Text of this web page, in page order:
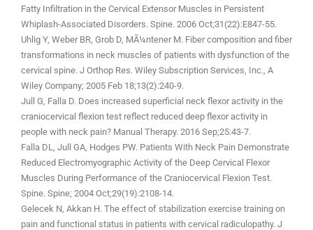
Fatty Infiltration in the Cervical Extensor Muscles in Persistent
Whiplash-Associated Disorders. Spine. 2006 Oct;31(22):E847-55.
Uhlig Y, Weber BR, Grob D, MÃ¼ntener M. Fiber composition and fiber
transformations in neck muscles of patients with dysfunction of the
cervical spine. J Orthop Res. Wiley Subscription Services, Inc., A
Wiley Company; 2005 Feb 18;13(2):240-9.
Jull G, Falla D. Does increased superficial neck flexor activity in the
craniocervical flexion test reflect reduced deep flexor activity in
people with neck pain? Manual Therapy. 2016 Sep;25:43-7.
Falla DL, Jull GA, Hodges PW. Patients With Neck Pain Demonstrate
Reduced Electromyographic Activity of the Deep Cervical Flexor
Muscles During Performance of the Craniocervical Flexion Test.
Spine. Spine; 2004 Oct;29(19):2108-14.
Gelecek N, Akkan H. The effect of stabilization exercise training on
pain and functional status in patients with cervical radiculopathy. J